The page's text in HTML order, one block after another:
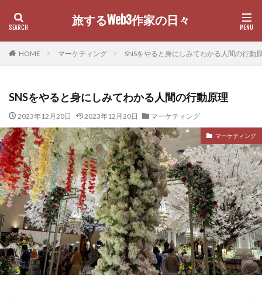
旅するWeb3作家の日々
HOME マーケティング SNSをやると身にしみてわかる人間の行動
SNSをやると身にしみてわかる人間の行動原理
2023年12月20日 2023年12月20日 マーケティング
マーケティング
検索